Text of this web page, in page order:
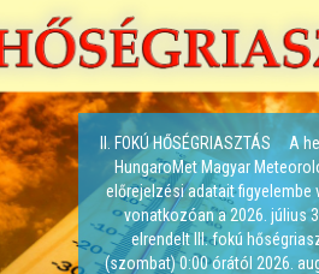
II. FOKÚ HŐSÉGRIASZTÁS A
HungaroMet Magyar
előrejelzési adatait figyelembe
vonatkozóan a 2026. július
elrendelt III. fokú
(szombat) 0:00 órától 2026.